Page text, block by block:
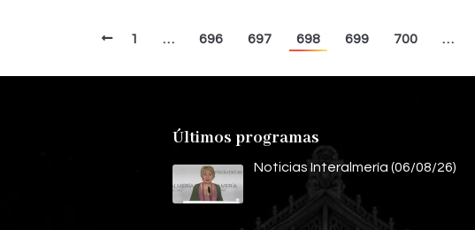
1 … 696 697 698 699 700 …
Últimos programas
Noticias Interalmería (06/08/26)